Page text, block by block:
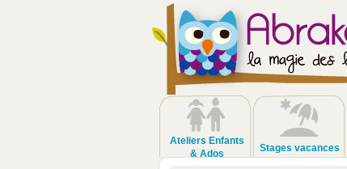
Ateliers Enfants
& Ados
Stages vacances